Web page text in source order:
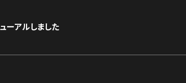
ーアルしました